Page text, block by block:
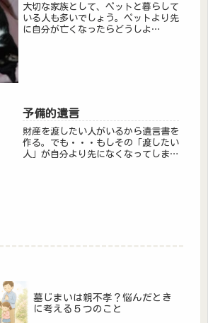
大切な家族として、ペットと暮らして
いる人も多いでしょう。ペットより先
に自分が亡くなったらどうしよ
予備的遺言
財産を渡したい人がいるから遺言書を
作る。でも・・・もしその「渡したい
人」が自分より先になくなってしまっ
墓じまいは親不孝？悩んだとき
に考える５つのこと